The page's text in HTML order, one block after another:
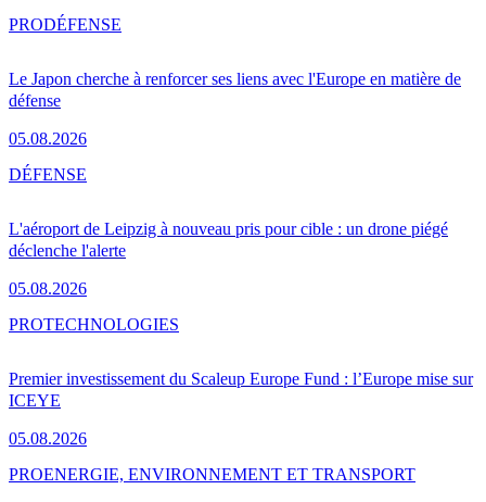
Le Japon cherche à renforcer ses liens avec l'Europe en matière de
défense
05.08.2026
PRODÉFENSE
L'aéroport de Leipzig à nouveau pris pour cible : un drone piégé
déclenche l'alerte
05.08.2026
DÉFENSE
Premier investissement du Scaleup Europe Fund : l’Europe mise sur
ICEYE
05.08.2026
PROTECHNOLOGIES
PROENERGIE, ENVIRONNEMENT ET TRANSPORT